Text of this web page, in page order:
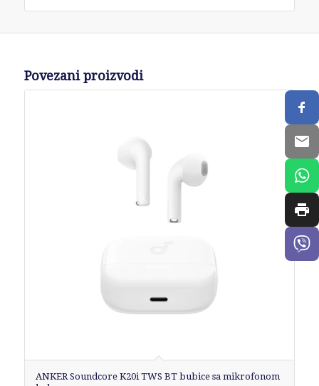
Povezani proizvodi
ANKER Soundcore K20i TWS BT bubice sa mikrofonom